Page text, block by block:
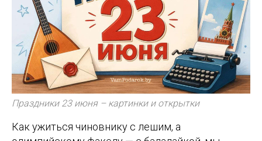
Праздники 23 июня – картинки и открытки
Как ужиться чиновнику с лешим, а